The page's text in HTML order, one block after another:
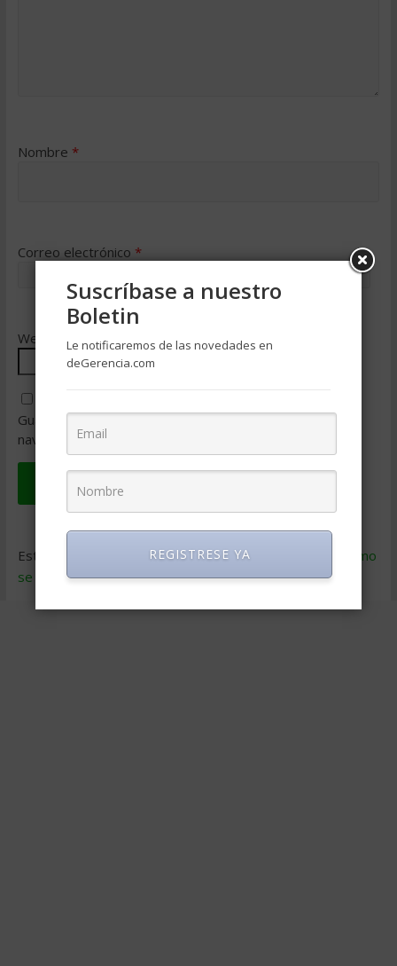
Nombre *
Correo electrónico *
Web
Guarda mi nombre, correo electrónico y web en este
navegador para la próxima vez que comente.
Este sitio usa Akismet para reducir el spam.
Aprende cómo
se procesan los datos de tus comentarios.
Suscríbase a nuestro
Boletin
Le notificaremos de las novedades en
deGerencia.com
REGISTRESE YA